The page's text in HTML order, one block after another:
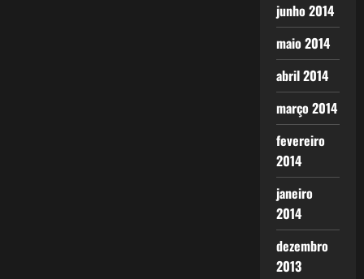
junho 2014
maio 2014
abril 2014
março 2014
fevereiro
2014
janeiro
2014
dezembro
2013